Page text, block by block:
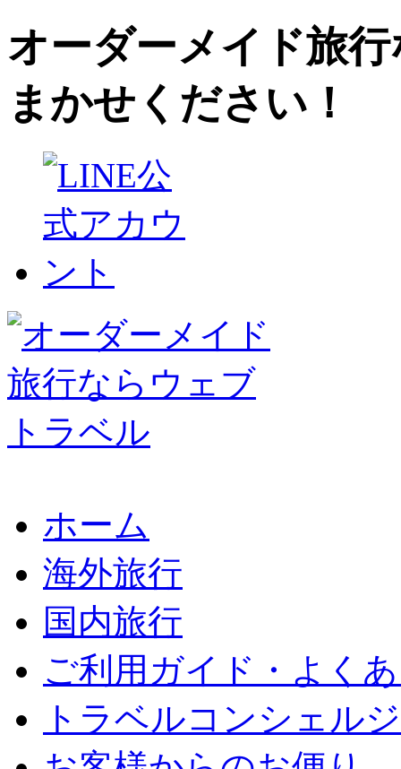
オーダーメイド旅
まかせください！
ホーム
海外旅行
国内旅行
ご利用ガイド・よく
トラベルコンシェル